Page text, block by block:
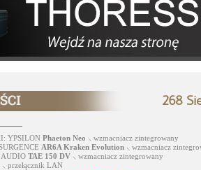
268
YPSILON Phaeton Neo ⸜ wzmacniacz zintegrowany
AR6A Kraken Evolution ⸜ wzmacniacz
AUDIO TAE 150 DV ⸜ wzmacniacz zintegrowany
⸜ przełącznik LAN